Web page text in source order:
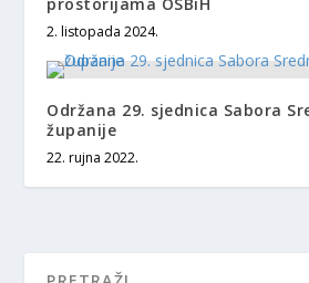
prostorijama OSBiH
2. listopada 2024.
Održana 29. sjednica Sabora
županije
22. rujna 2022.